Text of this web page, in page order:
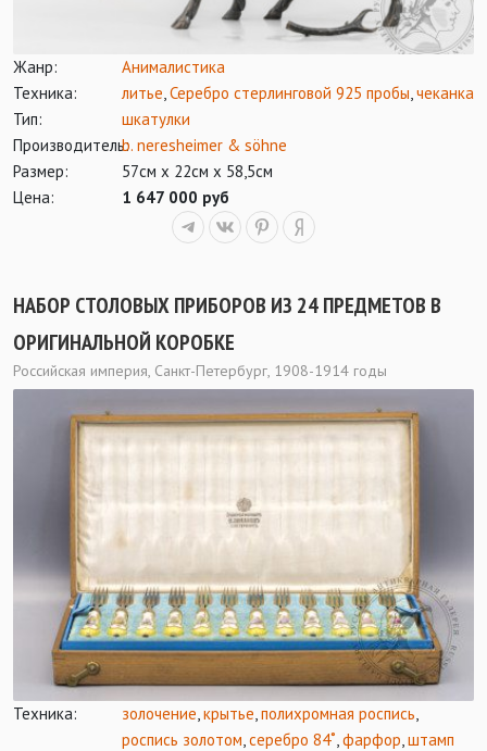
Жанр:
Анималистика
Техника:
литье,Серебро стерлинговой 925 пробы,чеканка
Тип:
шкатулки
Производитель:b. neresheimer & söhne
Размер:
57см х 22см х 58,5см
Цена:
1 647 000 руб
НАБОР СТОЛОВЫХ ПРИБОРОВ ИЗ 24 ПРЕДМЕТОВ В
ОРИГИНАЛЬНОЙ КОРОБКЕ
Российская империя, Санкт-Петербург, 1908-1914 годы
Техника: золочение крытье полихромная роспись
роспись золотом серебро 84˚ фарфор штамп